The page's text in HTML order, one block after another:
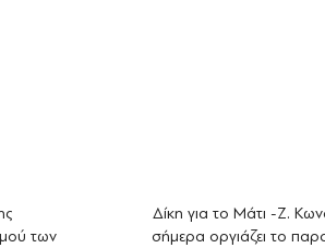
των
Δίκη για το Μάτι -Ζ.
σήμερα οργιάζει το